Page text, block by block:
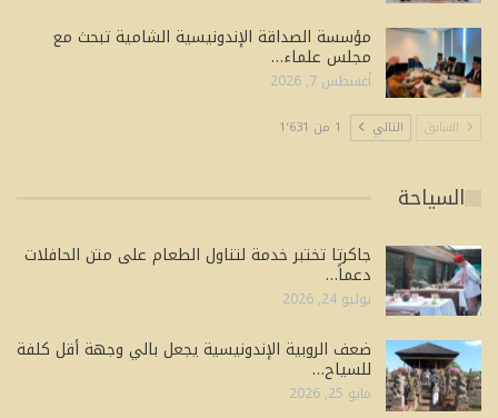
مؤسسة الصداقة الإندونيسية الشامية تبحث مع
مجلس علماء…
أغسطس 7, 2026
السابق التالي 1 من 1٬631
السياحة
جاكرتا تختبر خدمة لتناول الطعام على متن الحافلات
دعماً…
يوليو 24, 2026
ضعف الروبية الإندونيسية يجعل بالي وجهة أقل كلفة
للسياح…
مايو 25, 2026